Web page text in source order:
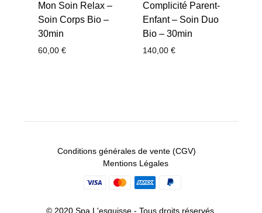
Mon Soin Relax –
Soin Corps Bio –
30min
60,00 €
Complicité Parent-
Enfant – Soin Duo
Bio – 30min
140,00 €
© 2020 Spa L'esquisse - Tous droits réservés.
Conditions générales de vente (CGV)
Mentions Légales